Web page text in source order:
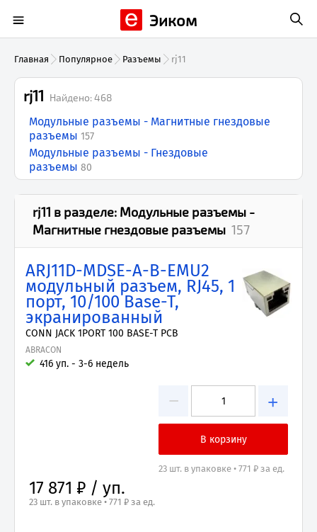
Эиком
Главная Популярное Разъемы rj11
rj11 Найдено:468
Модульные разъемы - Магнитные гнездовые
разъемы 157
Модульные разъемы - Гнездовые
разъемы 80
rj11 в разделе: Модульные разъемы -
Магнитные гнездовые разъемы 157
ARJ11D-MDSE-A-B-EMU2
модульный разъем, RJ45, 1
порт, 10/100 Base-T,
экранированный
CONN JACK 1PORT 100 BASE-T PCB
ABRACON
416 уп. - 3-6 недель
− +
23 шт. в упаковке • 771 ₽ за ед.
17 871 ₽ / уп.
23 шт. в упаковке • 771 ₽ за ед.